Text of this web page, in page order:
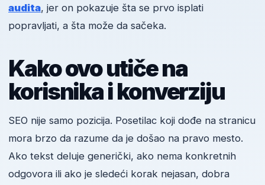
audita, jer on pokazuje šta se prvo isplati
popravljati, a šta može da sačeka.
Kako ovo utiče na
korisnika i konverziju
SEO nije samo pozicija. Posetilac koji dođe na stranicu
mora brzo da razume da je došao na pravo mesto.
Ako tekst deluje generički, ako nema konkretnih
odgovora ili ako je sledeći korak nejasan, dobra